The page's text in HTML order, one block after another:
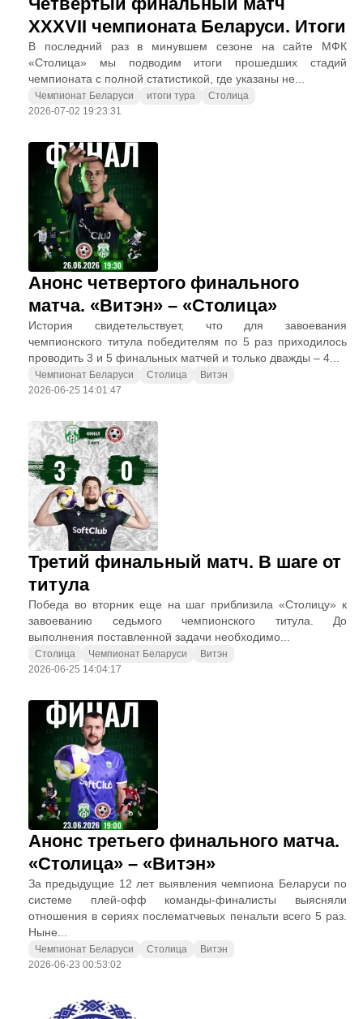
XXXVII чемпионата Беларуси. Итоги
В последний раз в минувшем сезоне на сайте МФК
«Столица» мы подводим итоги прошедших стадий
чемпионата с полной статистикой, где указаны не...
Чемпионат Беларуси итоги тура
Столица
2026-07-02 19:23:31
Анонс четвертого финального
матча. «Витэн» – «Столица»
История свидетельствует, что для завоевания
чемпионского титула победителям по 5 раз приходилось
проводить 3 и 5 финальных матчей и только дважды – 4...
Чемпионат Беларуси Столица
Витэн
2026-06-25 14:01:47
Третий финальный матч. В шаге от
титула
Победа во вторник еще на шаг приблизила «Столицу» к
завоеванию седьмого чемпионского титула. До
выполнения поставленной задачи необходимо...
Столица Чемпионат Беларуси
Витэн
2026-06-25 14:04:17
Анонс третьего финального матча.
«Столица» – «Витэн»
За предыдущие 12 лет выявления чемпиона Беларуси по
системе плей-офф команды-финалисты выясняли
отношения в сериях послематчевых пенальти всего 5 раз.
Ныне...
Чемпионат Беларуси Столица
Витэн
2026-06-23 00:53:02